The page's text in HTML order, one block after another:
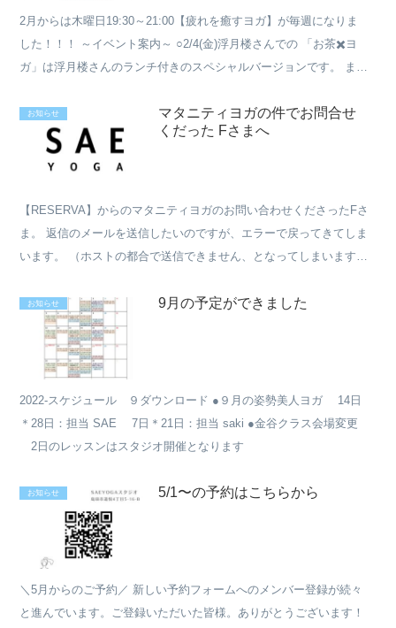
2月からは木曜日19:30～21:00【疲れを癒すヨガ】が毎週になりま
した！！！ ～イベント案内～ ○2/4(金)浮月楼さんでの 「お茶✖️ヨ
ガ」は浮月楼さんのランチ付きのスペシャルバージョンです。 まだ
お知らせ
マタニティヨガの件でお問合せ
くだった Fさまへ
【RESERVA】からのマタニティヨガのお問い合わせくださったFさ
ま。 返信のメールを送信したいのですが、エラーで戻ってきてしま
います。 （ホストの都合で送信できません、となってしまいます）
お知らせ 9月の予定ができました
2022-スケジュール ９ダウンロード ●９月の姿勢美人ヨガ 14日
＊28日：担当 SAE 7日＊21日：担当 saki ●金谷クラス会場変更
2日のレッスンはスタジオ開催となります
お知らせ 5/1〜の予約はこちらから
＼5月からのご予約／ 新しい予約フォームへのメンバー登録が続々
と進んでいます。ご登録いただいた皆様。ありがとうございます！